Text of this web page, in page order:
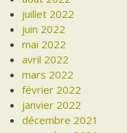
juillet 2022
juin 2022
mai 2022
avril 2022
mars 2022
février 2022
janvier 2022
décembre 2021